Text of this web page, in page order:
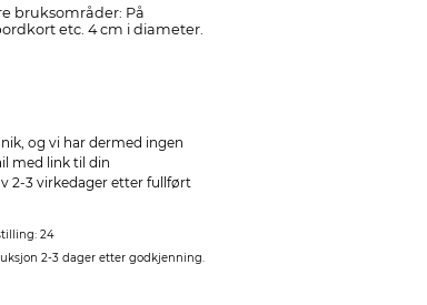
bruksområder: På
etc. 4 cm i diameter.
og vi har dermed ingen
med link til din
2-3 virkedager etter fullført
24
2-3 dager etter godkjenning.